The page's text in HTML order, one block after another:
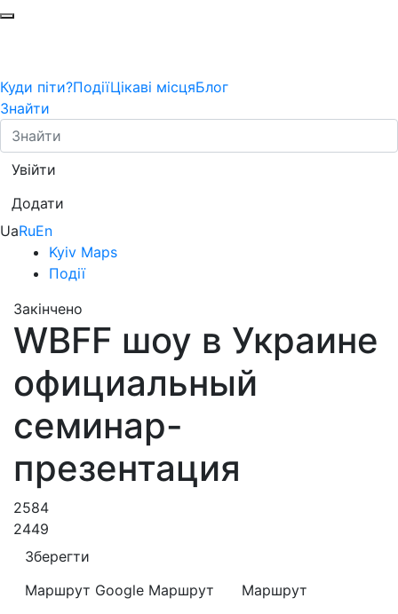
Куди піти?ПодіїЦікаві місцяБлог
Знайти
Увійти
Додати
UaRuEn
Kyiv Maps
Події
Закінчено
WBFF шоу в Украине
официальный
семинар-
презентация
2584
2449
Зберегти
Маршрут Google Маршрут
Маршрут